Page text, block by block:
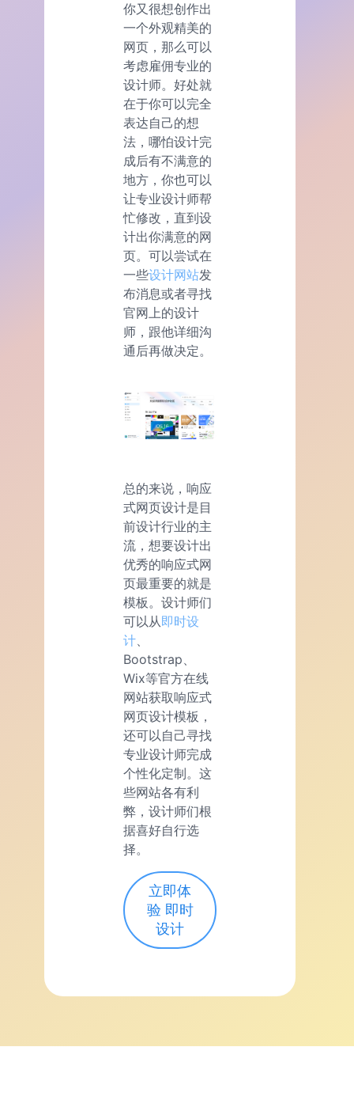
你又很想创作出
一个外观精美的
网页，那么可以
考虑雇佣专业的
设计师。好处就
在于你可以完全
表达自己的想
法，哪怕设计完
成后有不满意的
地方，你也可以
让专业设计师帮
忙修改，直到设
计出你满意的网
页。可以尝试在
一些设计网站发
布消息或者寻找
官网上的设计
师，跟他详细沟
通后再做决定。
总的来说，响应
式网页设计是目
前设计行业的主
流，想要设计出
优秀的响应式网
页最重要的就是
模板。设计师们
可以从即时设
计
Bootstrap、
Wix等官方在线
网站获取响应式
网页设计模板，
还可以自己寻找
专业设计师完成
个性化定制。这
些网站各有利
弊，设计师们根
据喜好自行选
择。
立即体
验 即时
设计